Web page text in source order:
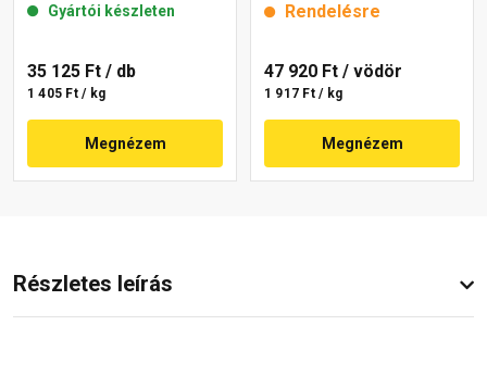
Gyártói készleten
35 125 Ft / db
1 405 Ft / kg
Megnézem
Rendelésre
47 920 Ft / vödör
1 917 Ft / kg
Megnézem
Részletes leírás